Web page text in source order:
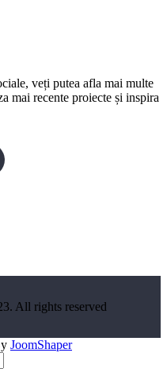
veți putea afla mai multe
mai recente proiecte și inspira
All rights reserved
JoomShaper